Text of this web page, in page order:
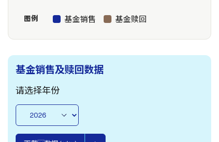
图例 基金销售 基金赎回
基金销售及赎回数据
请选择年份